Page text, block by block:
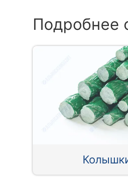
Подробнее